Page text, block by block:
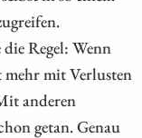
Regel: Wenn
mit Verlusten
anderen
getan. Genau